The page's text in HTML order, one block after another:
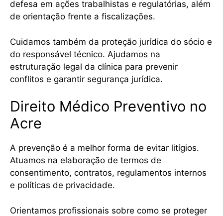
defesa em ações trabalhistas e regulatórias, além
de orientação frente a fiscalizações.
Cuidamos também da proteção jurídica do sócio e
do responsável técnico. Ajudamos na
estruturação legal da clínica para prevenir
conflitos e garantir segurança jurídica.
Direito Médico Preventivo no
Acre
A prevenção é a melhor forma de evitar litígios.
Atuamos na elaboração de termos de
consentimento, contratos, regulamentos internos
e políticas de privacidade.
Orientamos profissionais sobre como se proteger